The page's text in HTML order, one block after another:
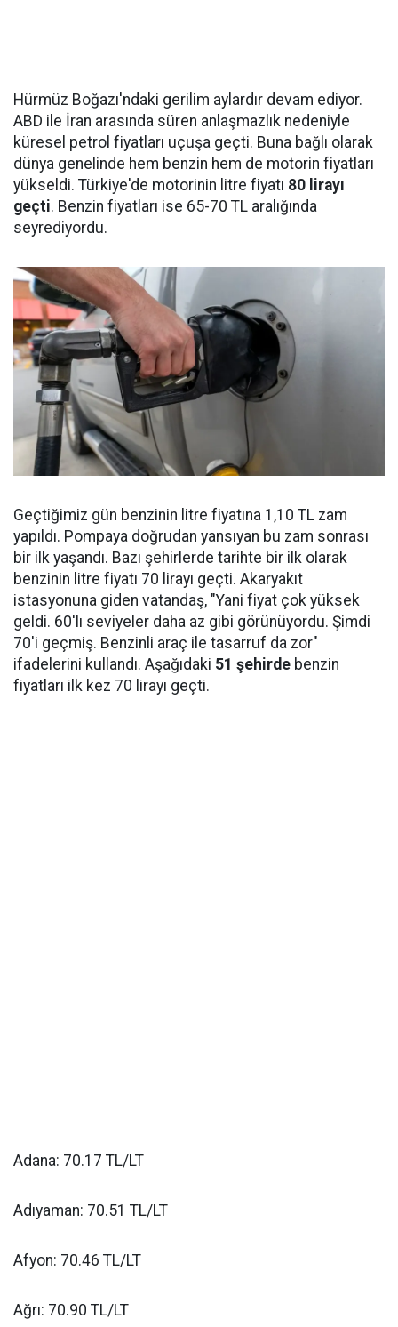
Hürmüz Boğazı'ndaki gerilim aylardır devam ediyor.
ABD ile İran arasında süren anlaşmazlık nedeniyle
küresel petrol fiyatları uçuşa geçti. Buna bağlı olarak
dünya genelinde hem benzin hem de motorin fiyatları
yükseldi. Türkiye'de motorinin litre fiyatı 80 lirayı
geçti. Benzin fiyatları ise 65-70 TL aralığında
seyrediyordu.
Geçtiğimiz gün benzinin litre fiyatına 1,10 TL zam
yapıldı. Pompaya doğrudan yansıyan bu zam sonrası
bir ilk yaşandı. Bazı şehirlerde tarihte bir ilk olarak
benzinin litre fiyatı 70 lirayı geçti. Akaryakıt
istasyonuna giden vatandaş, "Yani fiyat çok yüksek
geldi. 60'lı seviyeler daha az gibi görünüyordu. Şimdi
70'i geçmiş. Benzinli araç ile tasarruf da zor"
ifadelerini kullandı. Aşağıdaki 51 şehirde benzin
fiyatları ilk kez 70 lirayı geçti.
Adana: 70.17 TL/LT
Adıyaman: 70.51 TL/LT
Afyon: 70.46 TL/LT
Ağrı: 70.90 TL/LT